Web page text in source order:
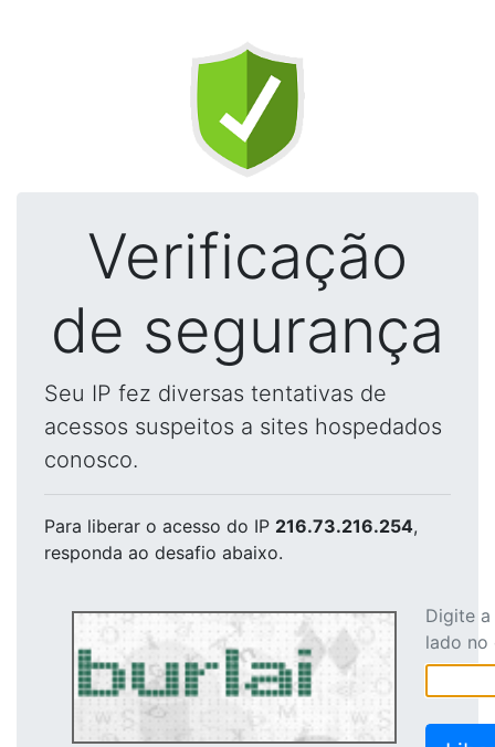
Verificação
de segurança
Seu IP fez diversas tentativas de
acessos suspeitos a sites hospedados
conosco.
Para liberar o acesso do IP 216.73.216.254,
responda ao desafio abaixo.
Digite
lado no